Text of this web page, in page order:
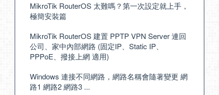
MikroTik RouterOS 太難嗎？第一次設定就上手，
極簡安裝篇
MikroTik RouterOS 建置 PPTP VPN Server 連回
公司、家中內部網路 (固定IP、Static IP、
PPPoE、撥接上網 適用)
Windows 連接不同網路，網路名稱會隨著變更 網
路1 網路2 網路3 ...